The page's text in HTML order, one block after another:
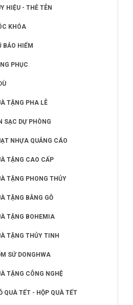
HIỆU - THẺ TÊN
KHÓA
BẢO HIỂM
PHỤC
TẶNG PHA LÊ
SẠC DỰ PHÒNG
NHỰA QUẢNG CÁO
TẶNG CAO CẤP
TẶNG PHONG THỦY
TẶNG BẰNG GỖ
TẶNG BOHEMIA
TẶNG THỦY TINH
SỨ DONGHWA
TẶNG CÔNG NGHỆ
QUÀ TẾT - HỘP QUÀ TẾT